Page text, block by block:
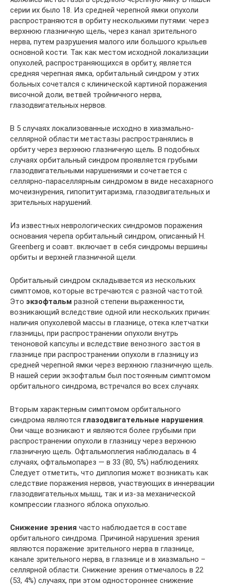
серии их было 18. Из средней черепной ямки опухоли
распространяются в орбиту несколькими путями: через
верхнюю глазничную щель, через канал зрительного
нерва, путем разрушения малого или большого крыльев
основной кости. Так как местом исходной локализации
опухолей, распространяющихся в орбиту, является
средняя черепная ямка, орбитальный синдром у этих
больных сочетался с клинической картиной поражения
височной доли, ветвей тройничного нерва,
глазодвигательных нервов.
В 5 случаях локализованные исходно в хиазмально-
селлярной области метастазы распространялись в
орбиту через верхнюю глазничную щель. В подобных
случаях орбитальный синдром проявляется грубыми
глазодвигательными нарушениями и сочетается с
селлярно-параселлярным синдромом в виде несахарного
мочеизнурения, гипопитуитаризма, глазодвигательных и
зрительных нарушений.
Из известных неврологических синдромов поражения
основания черепа орбитальный синдром, описанный H.
Greenberg и соавт. включает в себя синдромы вершины
орбиты и верхней глазничной щели.
Орбитальный синдром складывается из нескольких
симптомов, которые встречаются с разной частотой.
Это экзофтальм разной степени выраженности,
возникающий вследствие одной или нескольких причин:
наличия опухолевой массы в глазнице, отека клетчатки
глазницы, при распространении опухоли внутрь
теноновой капсулы и вследствие венозного застоя в
глазнице при распространении опухоли в глазницу из
средней черепной ямки через верхнюю глазничную щель.
В нашей серии экзофтальм был постоянным симптомом
орбитального синдрома, встречался во всех случаях.
Вторым характерным симптомом орбитального
синдрома являются глазодвигательные нарушения.
Они чаще возникают и являются более грубыми при
распространении опухоли в глазницу через верхнюю
глазничную щель. Офтальмоплегия наблюдалась в 4
случаях, офтальмопарез — в 33 (80, 5%) наблюдениях.
Следует отметить, что диплопия может возникать как
следствие поражения нервов, участвующих в иннервации
глазодвигательных мышц, так и из-за механической
компрессии глазного яблока опухолью.
Снижение зрения часто наблюдается в составе
орбитального синдрома. Причиной нарушения зрения
являются поражение зрительного нерва в глазнице,
канале зрительного нерва, в глазнице и в хиазмально –
селлярной области. Снижение зрения отмечалось в 22
(53, 4%) случаях, при этом одностороннее снижение